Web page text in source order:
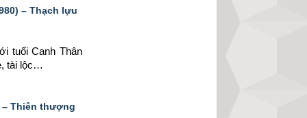
– Thạch lựu
tuổi Canh Thân
tài lộc…
Thiên thượng